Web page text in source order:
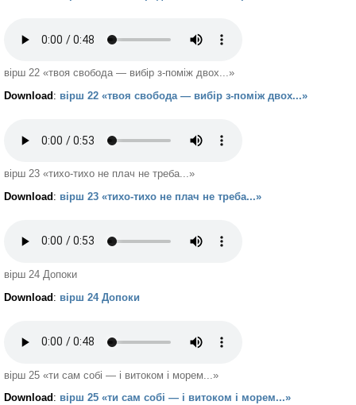
вірш 22 «твоя свобода — вибір з-поміж двох...»
Download : вірш 22 «твоя свобода — вибір з-поміж двох...»
вірш 23 «тихо-тихо не плач не треба...»
Download : вірш 23 «тихо-тихо не плач не треба...»
вірш 24 Допоки
Download: вірш 24 Допоки
вірш 25 «ти сам собі — і витоком і морем...»
Download : вірш 25 «ти сам собі — і витоком і морем...»